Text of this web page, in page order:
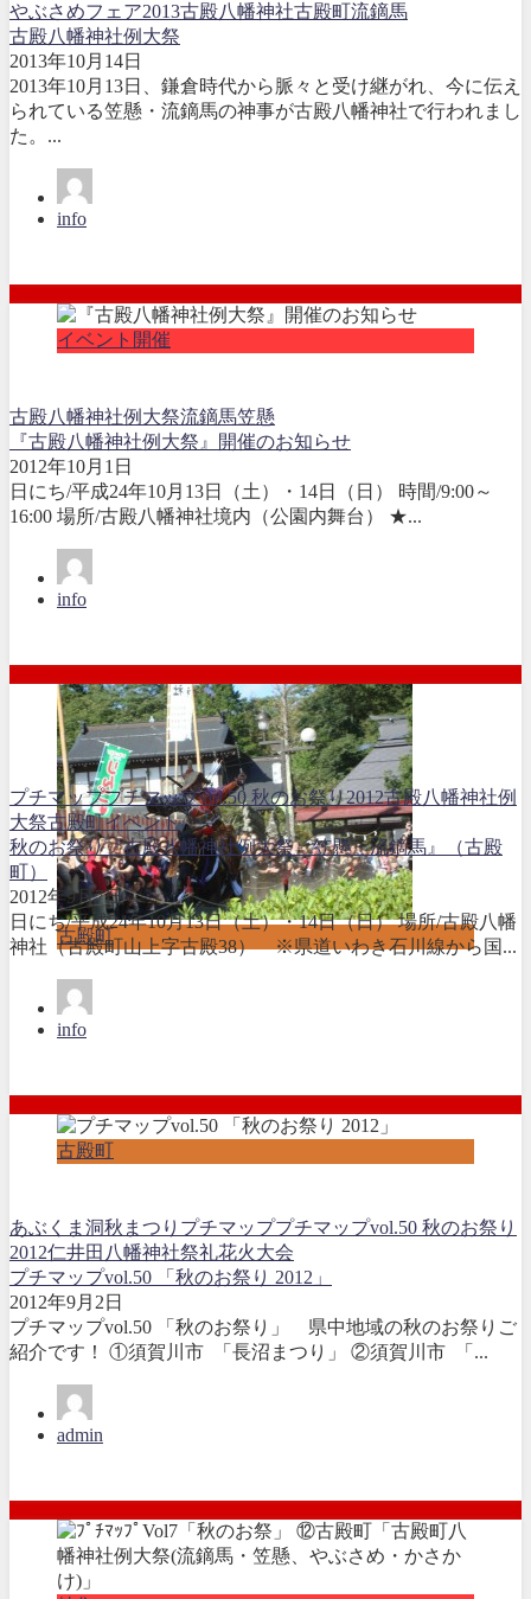
やぶさめフェア2013古殿八幡神社古殿町流鏑馬
古殿八幡神社例大祭
2013年10月14日
2013年10月13日、鎌倉時代から脈々と受け継がれ、今に伝え
られている笠懸・流鏑馬の神事が古殿八幡神社で行われまし
た。...
info
イベント開催
古殿八幡神社例大祭流鏑馬笠懸
『古殿八幡神社例大祭』開催のお知らせ
2012年10月1日
日にち/平成24年10月13日（土）・14日（日） 時間/9:00～
16:00 場所/古殿八幡神社境内（公園内舞台） ★...
info
古殿町
プチマッププチマップvol.50 秋のお祭り2012古殿八幡神社例
大祭古殿町イベント
秋のお祭り『古殿八幡神社例大祭 笠懸・流鏑馬』（古殿
町）
2012年9月7日
日にち/平成24年10月13日（土）・14日（日） 場所/古殿八幡
神社（古殿町山上字古殿38） ※県道いわき石川線から国...
info
古殿町
あぶくま洞秋まつり プチマッププチマップvol.50 秋のお祭り
2012仁井田八幡神社祭礼花火大会
プチマップvol.50 「秋のお祭り 2012」
2012年9月2日
プチマップvol.50 「秋のお祭り」 県中地域の秋のお祭りご
紹介です！ ①須賀川市 「長沼まつり」 ②須賀川市 「...
admin